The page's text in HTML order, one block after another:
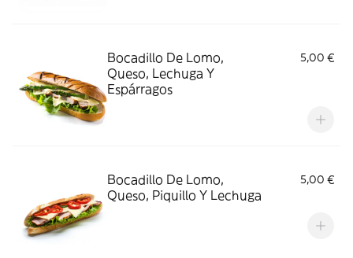
Bocadillo De Lomo,
Queso, Lechuga Y
Espárragos
5,00 €
Bocadillo De Lomo,
Queso, Piquillo Y Lechuga
5,00 €